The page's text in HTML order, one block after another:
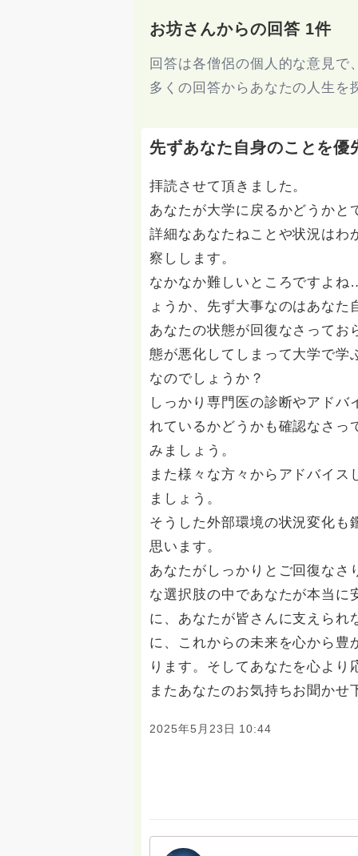
お坊さんからの回答 1件
回答は各僧侶の個人的な意見
多くの回答からあなたの人生を
先ずあなた自身のことを優
拝読させて頂きました。
あなたが大学に戻るかどうかと
詳細なあなたねことや状況はわ
察しします。
なかなか難しいところですよ
ょうか、先ず大事なのはあな
あなたの状態が回復なさってお
態が悪化してしまって大学で学
なのでしょうか？
しっかり専門医の診断やアド
れているかどうかも確認なさっ
みましょう。
また様々な方々からアドバイ
ましょう。
そうした外部環境の状況変化も
思います。
あなたがしっかりとご回復なさ
な選択肢の中であなたが本当に
に、あなたが皆さんに支えられ
に、これからの未来を心から豊
ります。そしてあなたを心より
またあなたのお気持ちお聞か
2025年5月23日 10:44